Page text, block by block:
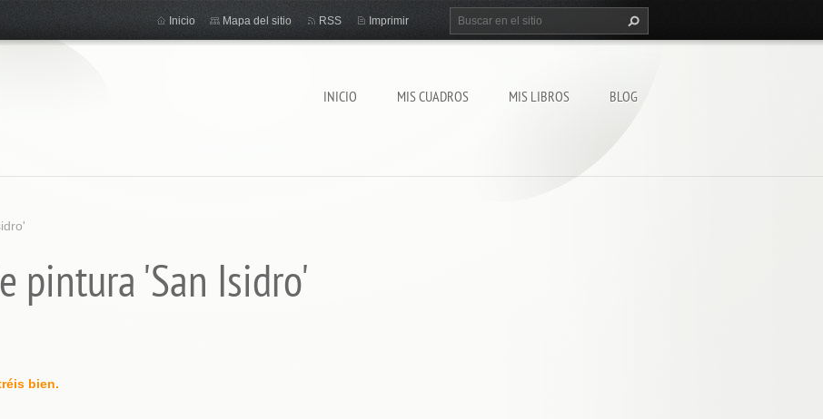
INICIO MIS CUADROS MIS LIBROS BLOG
Inicio Mapa del sitio RSS Imprimir
pintura 'San Isidro'
bien.